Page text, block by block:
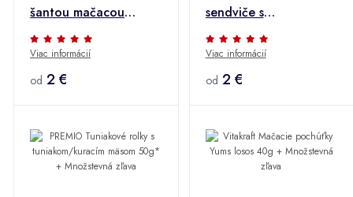
šantou mačacou
MAPY 50g +
Množstevná zľava
Viac informácií
od 2 €
sendviče s
tuniakom/kuracím
mäsom 50g* +
Množstevná zľava
Viac informácií
od 2 €